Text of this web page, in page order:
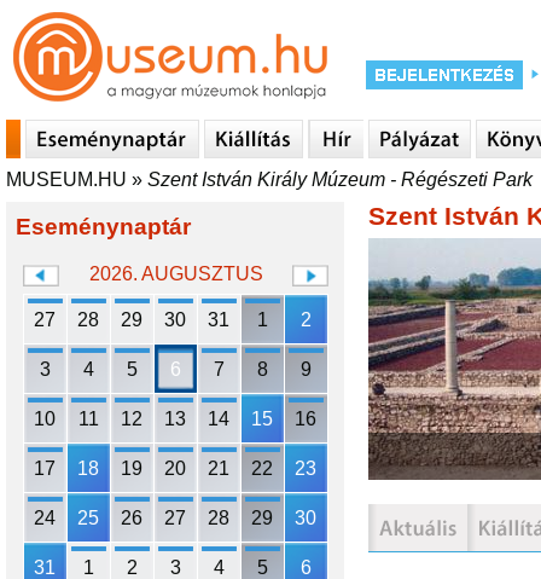
MUSEUM.HU » Szent István Király Múzeum - Régészeti Park
Eseménynaptár
2026. AUGUSZTUS
27 28 29 30 31 1 2
3 4 5 6 7 8 9
10 11 12 13 14 15 16
17 18 19 20 21 22 23
24 25 26 27 28 29 30
31 1 2 3 4 5 6
Szent István